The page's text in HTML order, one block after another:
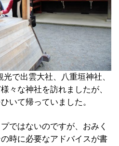
で出雲大社、八重垣神社、
々な神社を訪れましたが、
いて帰っていました。
ではないのですが、おみく
時に必要なアドバイスが書